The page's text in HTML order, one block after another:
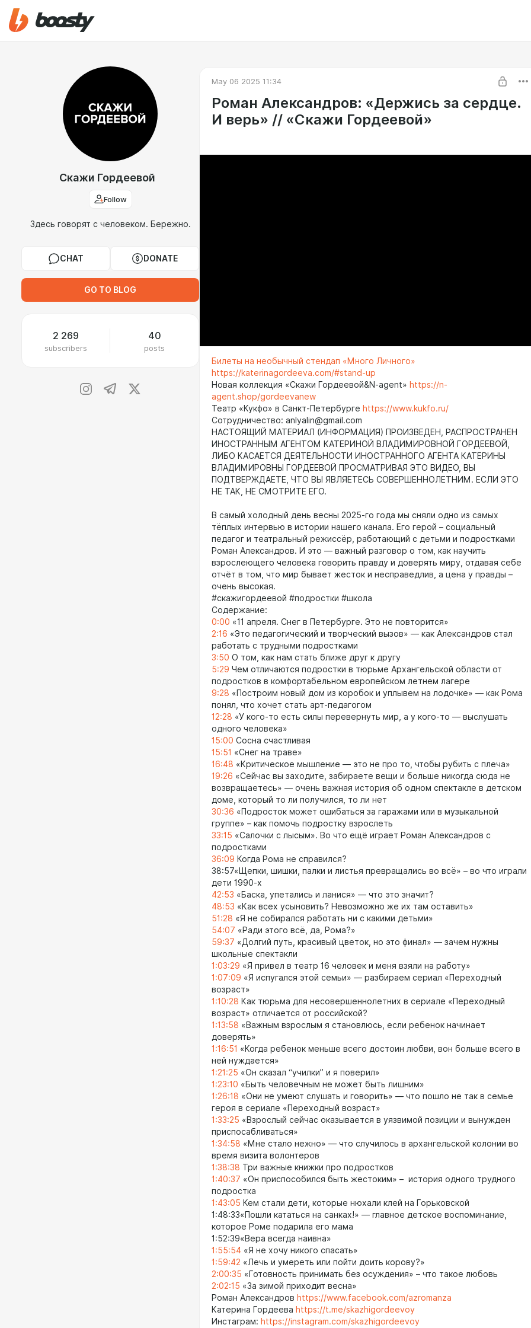
Скажи Гордеевой
Follow
Здесь говорят с человеком. Бережно.
CHAT DONATE
GO TO BLOG
2 269
subscribers
40
posts
May 06 2025 11:34
Роман Александров: «Держись за сердце.
И верь» // «Скажи Гордеевой»
Билеты на необычный стендап «Много Личного»
https://katerinagordeeva.com/#stand-up
Новая коллекция «Скажи Гордеевой&N-agent» https://n-
agent.shop/gordeevanew
Театр «Кукфо» в Санкт-Петербурге https://www.kukfo.ru/
Сотрудничество: anlyalin@gmail.com
НАСТОЯЩИЙ МАТЕРИАЛ (ИНФОРМАЦИЯ) ПРОИЗВЕДЕН, РАСПРОСТРАНЕН
ИНОСТРАННЫМ АГЕНТОМ КАТЕРИНОЙ ВЛАДИМИРОВНОЙ ГОРДЕЕВОЙ,
ЛИБО КАСАЕТСЯ ДЕЯТЕЛЬНОСТИ ИНОСТРАННОГО АГЕНТА КАТЕРИНЫ
ВЛАДИМИРОВНЫ ГОРДЕЕВОЙ ПРОСМАТРИВАЯ ЭТО ВИДЕО, ВЫ
ПОДТВЕРЖДАЕТЕ, ЧТО ВЫ ЯВЛЯЕТЕСЬ СОВЕРШЕННОЛЕТНИМ. ЕСЛИ ЭТО
НЕ ТАК, НЕ СМОТРИТЕ ЕГО.
В самый холодный день весны 2025-го года мы сняли одно из самых
тёплых интервью в истории нашего канала. Его герой – социальный
педагог и театральный режиссёр, работающий с детьми и подростками
Роман Александров. И это — важный разговор о том, как научить
взрослеющего человека говорить правду и доверять миру, отдавая себе
отчёт в том, что мир бывает жесток и несправедлив, а цена у правды –
очень высокая.
#скажигордеевой #подростки #школа
Содержание:
0:00 «11 апреля. Снег в Петербурге. Это не повторится»
2:16 «Это педагогический и творческий вызов» — как Александров стал
работать с трудными подростками
3:50 О том, как нам стать ближе друг к другу
5:29 Чем отличаются подростки в тюрьме Архангельской области от
подростков в комфортабельном европейском летнем лагере
9:28 «Построим новый дом из коробок и уплывем на лодочке» — как Рома
понял, что хочет стать арт-педагогом
12:28 «У кого-то есть силы перевернуть мир, а у кого-то — выслушать
одного человека»
15:00 Сосна счастливая
15:51 «Снег на траве»
16:48 «Критическое мышление — это не про то, чтобы рубить с плеча»
19:26 «Сейчас вы заходите, забираете вещи и больше никогда сюда не
возвращаетесь» — очень важная история об одном спектакле в детском
доме, который то ли получился, то ли нет
30:36 «Подросток может ошибаться за гаражами или в музыкальной
группе» – как помочь подростку взрослеть
33:15 «Салочки с лысым». Во что ещё играет Роман Александров с
подростками
36:09 Когда Рома не справился?
38:57«Щепки, шишки, палки и листья превращались во всё» – во что играли
дети 1990-х
42:53 «Баска, упетались и ланися» — что это значит?
48:53 «Как всех усыновить? Невозможно же их там оставить»
51:28 «Я не собирался работать ни с какими детьми»
54:07 «Ради этого всё, да, Рома?»
59:37 «Долгий путь, красивый цветок, но это финал» — зачем нужны
школьные спектакли
1:03:29 «Я привел в театр 16 человек и меня взяли на работу»
1:07:09 «Я испугался этой семьи» — разбираем сериал «Переходный
возраст»
1:10:28 Как тюрьма для несовершеннолетних в сериале «Переходный
возраст» отличается от российской?
1:13:58 «Важным взрослым я становлюсь, если ребенок начинает
доверять»
1:16:51 «Когда ребенок меньше всего достоин любви, вон больше всего в
ней нуждается»
1:21:25 «Он сказал “училки” и я поверил»
1:23:10 «Быть человечным не может быть лишним»
1:26:18 «Они не умеют слушать и говорить» — что пошло не так в семье
героя в сериале «Переходный возраст»
1:33:25 «Взрослый сейчас оказывается в уязвимой позиции и вынужден
приспосабливаться»
1:34:58 «Мне стало нежно» — что случилось в архангельской колонии во
время визита волонтеров
1:38:38 Три важные книжки про подростков
1:40:37 «Он приспособился быть жестоким» – история одного трудного
подростка
1:43:05 Кем стали дети, которые нюхали клей на Горьковской
1:48:33«Пошли кататься на санках!» — главное детское воспоминание,
которое Роме подарила его мама
1:52:39«Вера всегда наивна»
1:55:54 «Я не хочу никого спасать»
1:59:42 «Лечь и умереть или пойти доить корову?»
2:00:35 «Готовность принимать без осуждения» – что такое любовь
2:02:15 «За зимой приходит весна»
Роман Александров https://www.facebook.com/azromanza
Катерина Гордеева https://t.me/skazhigordeevoy
Инстаграм: https://instagram.com/skazhigordeevoy